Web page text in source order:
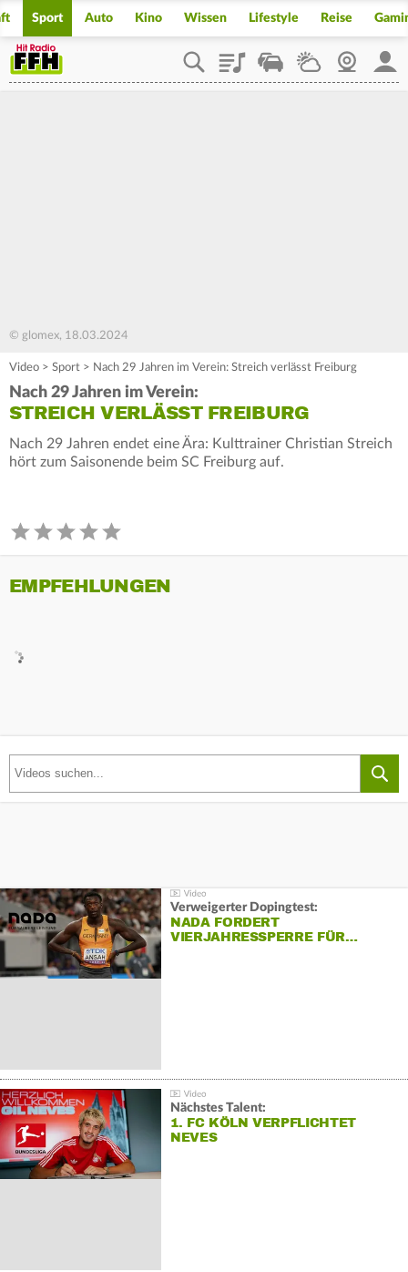
Sport Auto Kino Wissen Lifestyle Reise
PlaylistStaupilotWetterWebcam
© glomex, 18.03.2024
Video > Sport > Nach 29 Jahren im Verein: Streich verlässt Freiburg
Nach 29 Jahren im Verein:
STREICH VERLÄSST FREIBURG
Nach 29 Jahren endet eine Ära: Kulttrainer Christian Streich
hört zum Saisonende beim SC Freiburg auf.
EMPFEHLUNGEN
Verweigerter Dopingtest:
NADA FORDERT
VIERJAHRESSPERRE FÜR…
Nächstes Talent:
1. FC KÖLN VERPFLICHTET
NEVES